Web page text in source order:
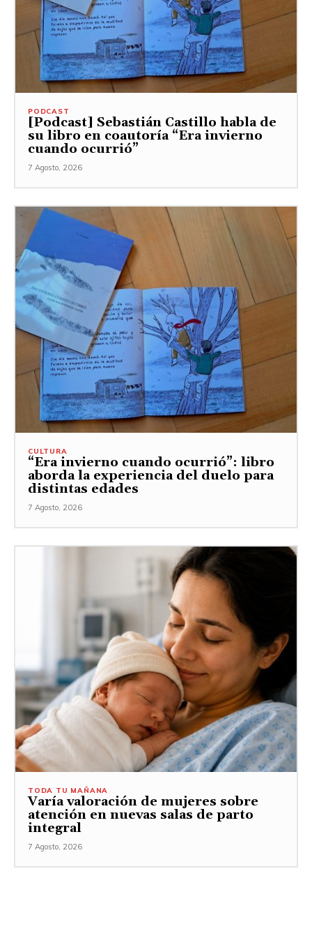
PODCAST
[Podcast] Sebastián Castillo habla de
su libro en coautoría “Era invierno
cuando ocurrió”
7 Agosto, 2026
CULTURA
“Era invierno cuando ocurrió”: libro
aborda la experiencia del duelo para
distintas edades
7 Agosto, 2026
TODA TU MAÑANA
Varía valoración de mujeres sobre
atención en nuevas salas de parto
integral
7 Agosto, 2026